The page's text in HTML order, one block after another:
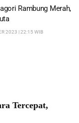
Rambung Merah,
2023 | 22:15 WIB
Tercepat,